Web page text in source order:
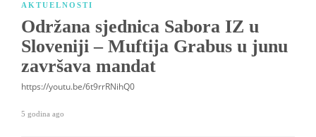
AKTUELNOSTI
Održana sjednica Sabora IZ u
Sloveniji – Muftija Grabus u junu
završava mandat
https://youtu.be/6t9rrRNihQ0
5 godina ago